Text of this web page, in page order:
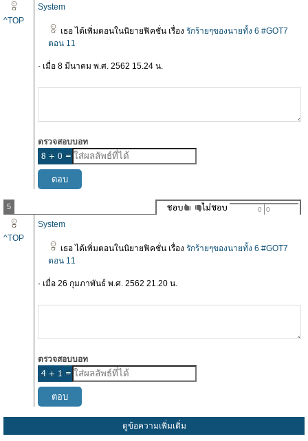
^TOP
System
เธอ ได้เพิ่มตอนในนิยายฟิคชั่น เรื่อง รักร้ายๆของนายทั้ง 6 #GOT7
ตอน 11
· เมื่อ 8 มีนาคม พ.ศ. 2562 15.24 น.
ตรวจสอบบอท
5 0 0
^TOP
System
เธอ ได้เพิ่มตอนในนิยายฟิคชั่น เรื่อง รักร้ายๆของนายทั้ง 6 #GOT7
ตอน 11
· เมื่อ 26 กุมภาพันธ์ พ.ศ. 2562 21.20 น.
ตรวจสอบบอท
ดูข้อความเพิ่มเติ่ม